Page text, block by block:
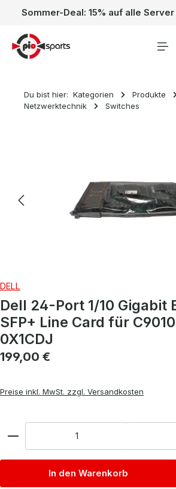
Zum Hauptinhalt springen
Du bist hier: Kategorien
Produkte
Netzwerktechnik
Switches
DELL
Dell 24-Port 1/10 Gigabit
SFP+ Line Card für
0X1CDJ
Regulärer Preis:
199,00 €
Preise inkl. MwSt. zzgl. Versandkosten
In den Warenkorb